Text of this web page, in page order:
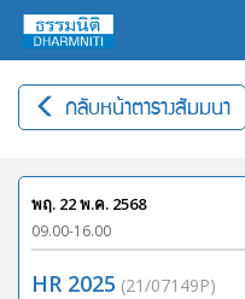
กลับหน้าตารางสัมมนา
พฤ. 22 พ.ค. 2568
09.00-16.00
HR 2025 (21/07149P)